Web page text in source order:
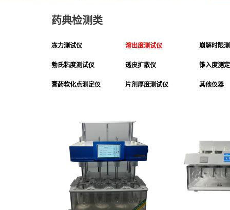
药典检测类
冻力测试仪 溶出度测试仪 崩解时限
勃氏粘度测试仪 透皮扩散仪 锥入度测
膏药软化点测定仪 片剂厚度测试仪 其他仪器